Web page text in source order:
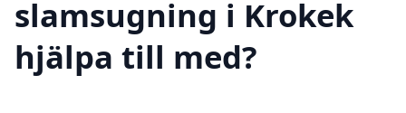
slamsugning i Krokek
hjälpa till med?